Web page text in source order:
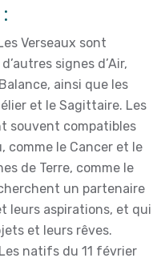
Verseaux sont
signes d’Air,
ainsi que les
et le Sagittaire. Les
souvent compatibles
comme le Cancer et le
de Terre, comme le
un partenaire
leurs aspirations, et qui
et leurs rêves.
natifs du 11 février